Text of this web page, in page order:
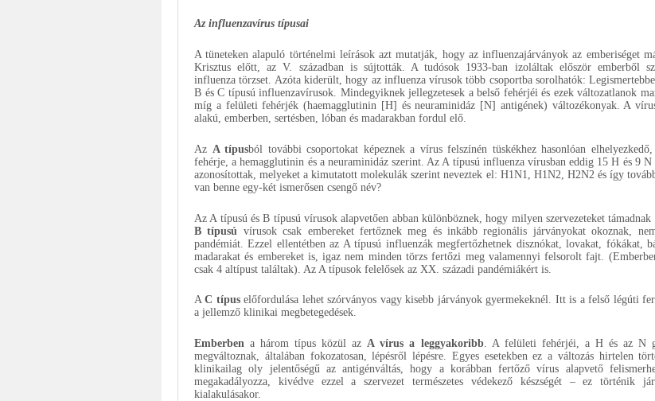
Az influenzavírus típusai
A tüneteken alapuló történelmi leírások azt mutatják, hogy az influenzajárványok az emberiséget
Krisztus előtt, az V. században is sújtották. A tudósok 1933-ban izoláltak először emberből
influenza törzset. Azóta kiderült, hogy az influenza vírusok több csoportba sorolhatók:
B és C típusú influenzavírusok. Mindegyiknek jellegzetesek a belső fehérjéi és ezek változatlanok
míg a felületi fehérjék (haemagglutinin [H] és neuraminidáz [N] antigének) változékonyak. A
alakú, emberben, sertésben, lóban és madarakban fordul elő.
Az A típusból további csoportokat képeznek a vírus felszínén tüskékhez hasonlóan
fehérje, a hemagglutinin és a neuraminidáz szerint. Az A típusú influenza vírusban eddig 15 H és 9 N
azonosítottak, melyeket a kimutatott molekulák szerint neveztek el: H1N1, H1N2, H2N2 és így
van benne egy-két ismerősen csengő név?
Az A típusú és B típusú vírusok alapvetően abban különböznek, hogy milyen szervezeteket támadnak
B típusú vírusok csak embereket fertőznek meg és inkább regionális járványokat okoznak,
pandémiát. Ezzel ellentétben az A típusú influenzák megfertőzhetnek disznókat, lovakat, fókákat,
madarakat és embereket is, igaz nem minden törzs fertőzi meg valamennyi felsorolt fajt.
csak 4 altípust találtak). Az A típusok felelősek az XX. századi pandémiákért is.
AC típuselőfordulása lehet szórványos vagy kisebb járványok gyermekeknél. Itt is a felső légúti
a jellemző klinikai megbetegedések.
Emberben a három típus közül azA vírus a leggyakoribb. A felületi fehérjéi, a H és az N
megváltoznak, általában fokozatosan, lépésről lépésre. Egyes esetekben ez a változás hirtelen
klinikailag oly jelentőségű az antigénváltás, hogy a korábban fertőző vírus alapvető
megakadályozza, kivédve ezzel a szervezet természetes védekező készségét – ez történik
kialakulásakor.